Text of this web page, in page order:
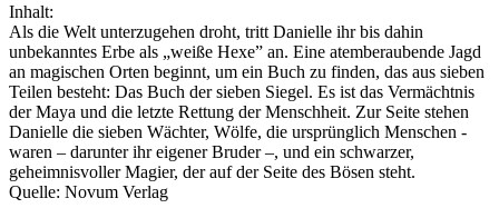
Inhalt:
Als die Welt unterzugehen droht, tritt Danielle ihr bis dahin
unbekanntes Erbe als „weiße Hexe” an. Eine atemberaubende Jagd
an magischen Orten beginnt, um ein Buch zu finden, das aus sieben
­Teilen ­besteht: Das Buch der sieben Siegel. Es ist das Vermächtnis
der Maya und die letzte Rettung der Menschheit. Zur ­Seite stehen
Danielle die sieben Wächter, Wölfe, die ­ursprünglich Menschen ­
waren – darunter ihr eigener Bruder –, und ein schwarzer,
geheimnisvoller Magier, der auf der Seite des Bösen steht.
Quelle: Novum Verlag